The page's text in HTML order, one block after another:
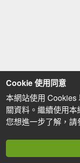
Cookie 使用同意
本網站使用 Cookies
關資料。繼續使用
您想進一步了解，請